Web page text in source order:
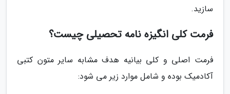
سازید.
فرمت کلی انگیزه نامه تحصیلی چیست؟
فرمت اصلی و کلی بیانیه هدف مشابه سایر متون کتبی
آکادمیک بوده و شامل موارد زیر می شود: